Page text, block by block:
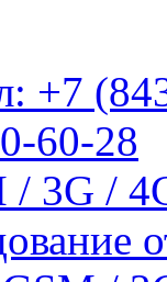
+7
60-28
/ 3G /